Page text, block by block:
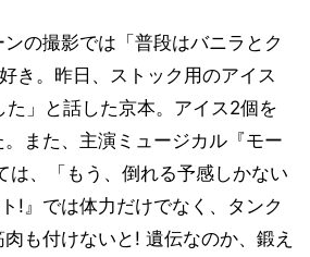
の撮影では「普段はバニラとク
き。昨日、ストック用のアイス
た」と話した京本。アイス2個を
また、主演ミュージカル『モー
は、「もう、倒れる予感しかない
!』では体力だけでなく、タンク
肉も付けないと! 遺伝なのか、鍛え